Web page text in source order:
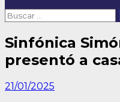
Buscar:
Sinfónica
presentó a
21/01/2025